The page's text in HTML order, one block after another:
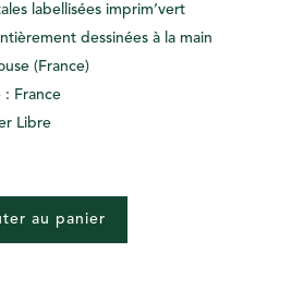
labellisées imprim’vert
dessinées à la main
(France)
: France
Libre
au panier